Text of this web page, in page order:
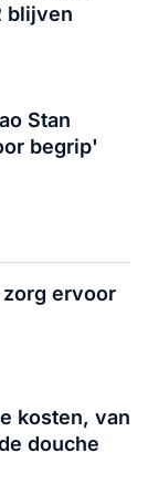
blijven
Stan
begrip'
ervoor
kosten, van
douche